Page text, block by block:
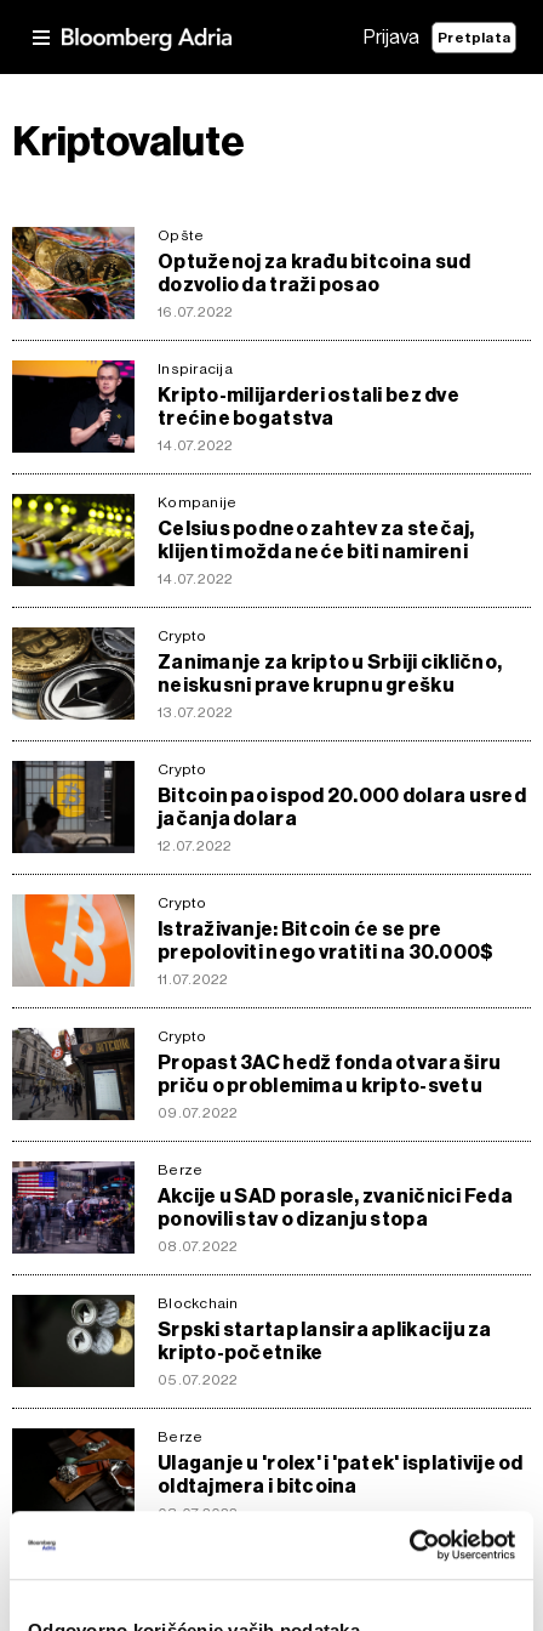
Prijava Pretplata
Kriptovalute
Opšte
Optuženoj za krađu bitcoina sud
dozvolio da traži posao
16.07.2022
Inspiracija
Kripto-milijarderi ostali bez dve
trećine bogatstva
14.07.2022
Kompanije
Celsius podneo zahtev za stečaj,
klijenti možda neće biti namireni
14.07.2022
Crypto
Zanimanje za kripto u Srbiji ciklično,
neiskusni prave krupnu grešku
13.07.2022
Crypto
Bitcoin pao ispod 20.000 dolara usred
jačanja dolara
12.07.2022
Crypto
Istraživanje: Bitcoin će se pre
prepoloviti nego vratiti na 30.000$
11.07.2022
Crypto
Propast 3AC hedž fonda otvara širu
priču o problemima u kripto-svetu
09.07.2022
Berze
Akcije u SAD porasle, zvaničnici Feda
ponovili stav o dizanju stopa
08.07.2022
Blockchain
Srpski startap lansira aplikaciju za
kripto-početnike
05.07.2022
Berze
Ulaganje u 'rolex' i 'patek' isplativije od
oldtajmera i bitcoina
03.07.2022
trgovanja i spasavanje